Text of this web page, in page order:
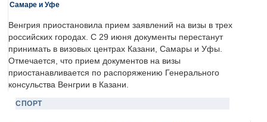
Самаре и Уфе
Венгрия приостановила прием заявлений на визы в трех
российских городах. С 29 июня документы перестанут
принимать в визовых центрах Казани, Самары и Уфы.
Отмечается, что прием документов на визы
приостанавливается по распоряжению Генерального
консульства Венгрии в Казани.
СПОРТ